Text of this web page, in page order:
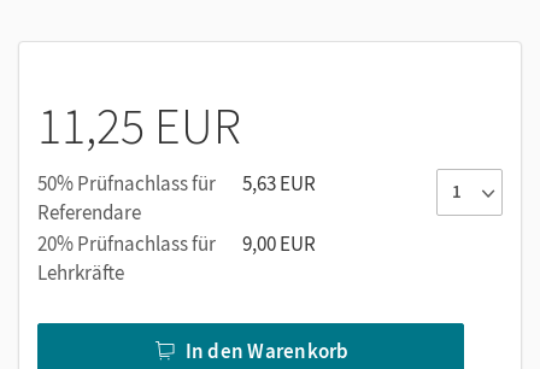
Anregungen für gemeinsames Handeln und
Besprechen
Aktiv-entdeckendes Lernen gleichberechtigt neben
automatisierendem Üben
Berücksichtigung aller Bildungsstandards
Sinnvoller Einsatz von Wiederholungen
11,25 EUR
50% Prüfnachlass für
Referendare
5,63 EUR
20% Prüfnachlass für
Lehrkräfte
9,00 EUR
In den Warenkorb